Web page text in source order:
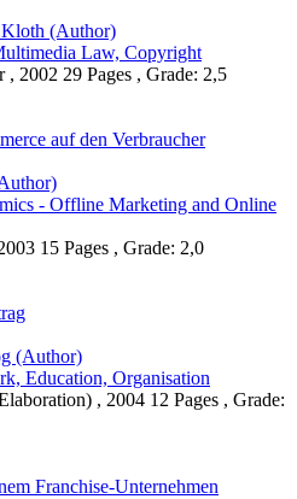
Kloth (Author)
Law, Copyright
, 2002 29 Pages , Grade: 2,5
auf den Verbraucher
- Offline Marketing and Online
15 Pages , Grade: 2,0
(Author)
Education, Organisation
, 2004 12 Pages , Grade:
Franchise-Unternehmen